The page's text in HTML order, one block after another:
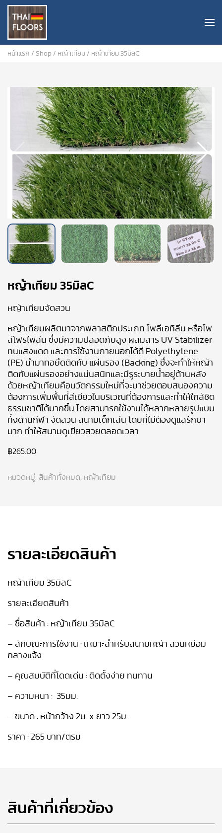
หน้าแรก / Shop / หญ้าเทียม / หญ้าเทียม 35มิลC
หญ้าเทียม 35มิลC
หญ้าเทียมจัดสวน
หญ้าเทียมผลิตมาจากพลาสติกประเภท โพลีเอทิลีน หรือโพ
ลีโพรไพลีน ซึ่งมีความปลอดภัยสูง ผสมสาร UV Stabilizer
ทนแสงแดด และการใช้งานภายนอกได้ดี Polyethylene
(PE) นำมาทอยึดติดกับ แผ่นรอง (Backing) ซึ่งจะทำให้หญ้า
ติดกับแผ่นรองอย่างแน่นสนิทและมีรูระบายน้ำอยู่ด้านหลัง
ด้วยหญ้าเทียมคือนวัตกรรมใหม่ที่จะมาช่วยตอบสนองความ
ต้องการเพิ่มพื้นที่สีเขียวในบริเวณที่ต้องการและทำให้ใกล้ชิด
ธรรมชาติได้มากขึ้น โดยสามารถใช้งานได้หลากหลายรูปแบบ
ทั้งด้านกีฬา จัดสวน สนามเด็กเล่น โดยที่ไม่ต้องดูแลรักษา
มาก ทำให้สนามดูเขียวสวยตลอดเวลา
฿265.00
หมวดหมู่: สินค้าทั้งหมด หญ้าเทียม
รายละเอียดสินค้า
หญ้าเทียม 35มิลC
รายละเอียดสินค้า
– ชื่อสินค้า : หญ้าเทียม 35มิลC
– ลักษณะการใช้งาน : เหมาะสำหรับสนามหญ้า สวนหย่อม
กลางแจ้ง
– คุณสมบัติที่โดดเด่น : ติดตั้งง่าย ทนทาน
– ความหนา : 35มม.
– ขนาด : หน้ากว้าง 2ม. x ยาว 25ม.
ราคา : 265 บาท/ตรม
สินค้าที่เกี่ยวข้อง